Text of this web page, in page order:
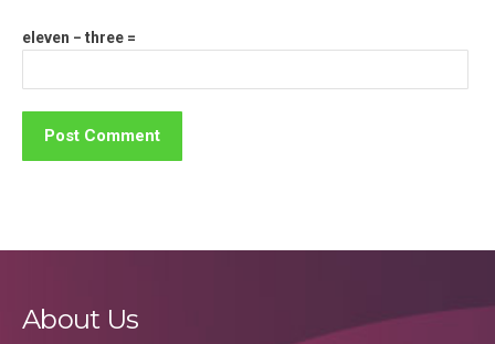
eleven − three =
About Us